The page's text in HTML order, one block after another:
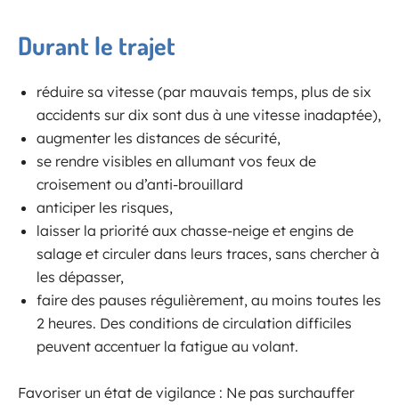
Durant le trajet
réduire sa vitesse (par mauvais temps, plus de six
accidents sur dix sont dus à une vitesse inadaptée),
augmenter les distances de sécurité,
se rendre visibles en allumant vos feux de
croisement ou d’anti-brouillard
anticiper les risques,
laisser la priorité aux chasse-neige et engins de
salage et circuler dans leurs traces, sans chercher à
les dépasser,
faire des pauses régulièrement, au moins toutes les
2 heures. Des conditions de circulation difficiles
peuvent accentuer la fatigue au volant.
Favoriser un état de vigilance : Ne pas surchauffer